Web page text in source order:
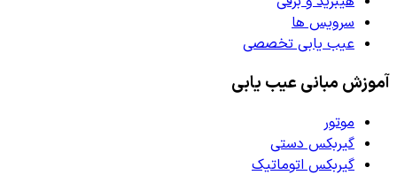
سرویس ها
عیب یابی تخصصی
آموزش مبانی عیب یابی
موتور
گیربکس دستی
گیربکس اتوماتیک